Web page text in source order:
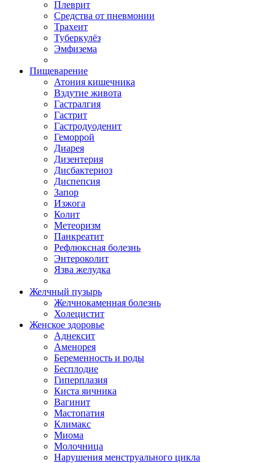
Плеврит
Средства от пневмонии
Трахеит
Туберкулёз
Эмфизема
Пищеварение
Атония кишечника
Вздутие живота
Гастралгия
Гастрит
Гастродуоденит
Геморрой
Диарея
Дизентерия
Дисбактериоз
Диспепсия
Запор
Изжога
Колит
Метеоризм
Панкреатит
Рефлюксная болезнь
Энтероколит
Язва желудка
Желчный пузырь
Желчнокаменная болезнь
Холецистит
Женское здоровье
Аднексит
Аменорея
Беременность и роды
Бесплодие
Гиперплазия
Киста яичника
Вагинит
Мастопатия
Климакс
Миома
Молочница
Нарушения менструального цикла